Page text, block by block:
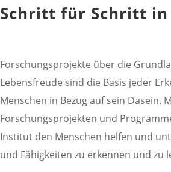
Schritt für Schritt
Forschungsprojekte über die
Lebensfreude sind die Basis jeder
Menschen in Bezug auf sein Dasein.
Forschungsprojekten und
Institut den Menschen helfen und
und Fähigkeiten zu erkennen und zu